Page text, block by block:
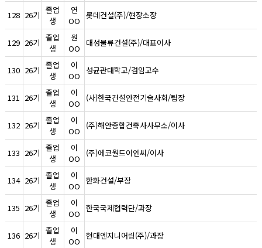
128 26기 졸업
생
연
OO
롯데건설(주)/현장소장
129 26기 졸업
생
원
OO
대성물류건설(주)/대표이사
130 26기 졸업
생
이
OO
성균관대학교/겸임교수
131 26기 졸업
생
이
OO
(사)한국건설안전기술사회/팀장
132 26기 졸업
생
이
OO
(주)해안종합건축사사무소/이사
133 26기 졸업
생
이
OO
(주)에코월드이엔씨/이사
134 26기 졸업
생
이
OO
한화건설/부장
135 26기 졸업
생
이
OO
한국국제협력단/과장
136 26기 졸업
생
이
OO
현대엔지니어링(주)/과장